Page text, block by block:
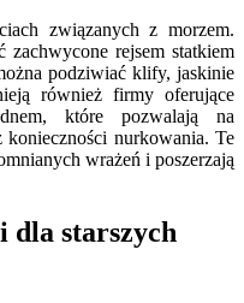
związanych z morzem.
rejsem statkiem
podziwiać klify, jaskinie
również firmy oferujące
które pozwalają na
nurkowania. Te
wrażeń i poszerzają
dla starszych